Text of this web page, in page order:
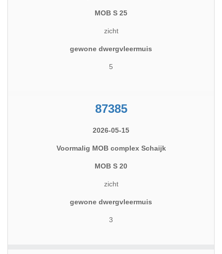
MOB S 25
zicht
gewone dwergvleermuis
5
87385
2026-05-15
Voormalig MOB complex Schaijk
MOB S 20
zicht
gewone dwergvleermuis
3